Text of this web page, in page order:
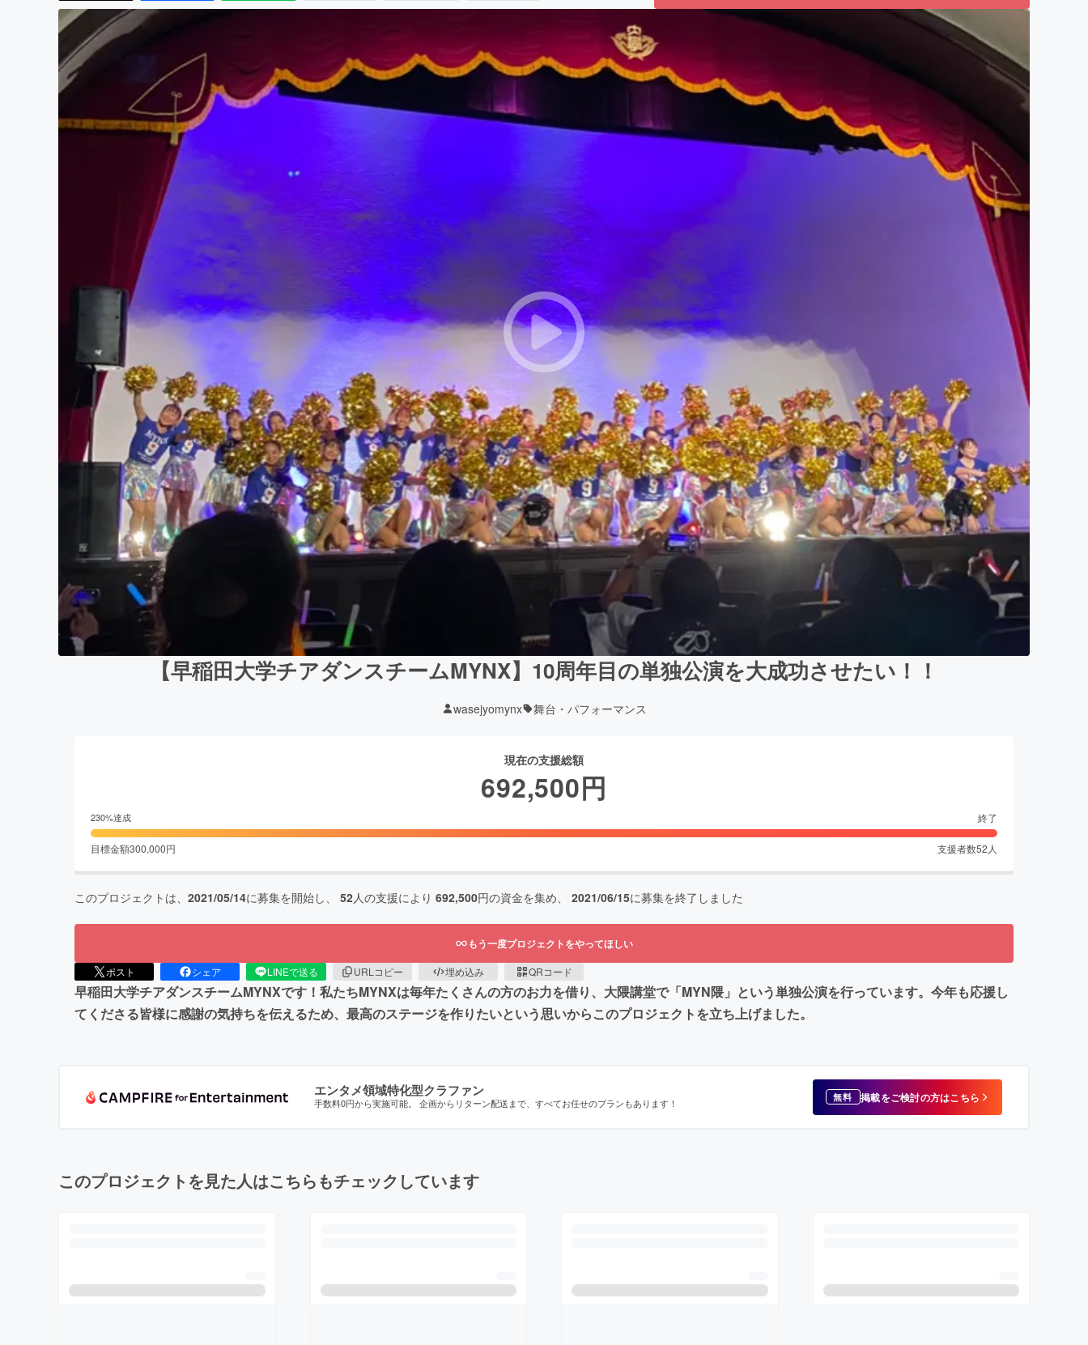
【早稲田大学チアダンスチームMYNX】10周年目の単独公演を大成功させたい！！
wasejyomynx 舞台・パフォーマンス
現在の支援総額
692,500円
230%達成 終了
目標金額300,000円 支援者数52 人
このプロジェクトは、 2021/05/14に募集を開始し、 52人の支援により 692,500円の資金を集め、 2021/06/15に募集を終了しました
もう一度プロジェクトをやってほしい
ポスト シェア LINEで送る URLコピー 埋め込み QRコード
早稲田大学チアダンスチームMYNXです！私たちMYNXは毎年たくさんの方のお力を借り、大隈講堂で「MYN隈」という単独公演を行っています。今年も応援し
てくださる皆様に感謝の気持ちを伝えるため、最高のステージを作りたいという思いからこのプロジェクトを立ち上げました。
エンタメ領域特化型クラファン
手数料0円から実施可能。 企画からリターン配送まで、すべてお任せのプランもあります！ 無料 掲載をご検討の方はこちら
このプロジェクトを見た人はこちらもチェックしています